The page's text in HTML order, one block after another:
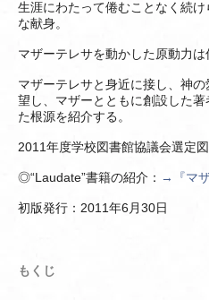
生涯にわたって倦むことなく続
な献身。
マザーテレサを動かした原動力は
マザーテレサと身近に接し、神
望し、マザーとともに創設した
た根源を紹介する。
2011年度学校図書館協議会選定図
◎“Laudate”書籍の紹介： →『マ
初版発行：2011年6月30日
もくじ